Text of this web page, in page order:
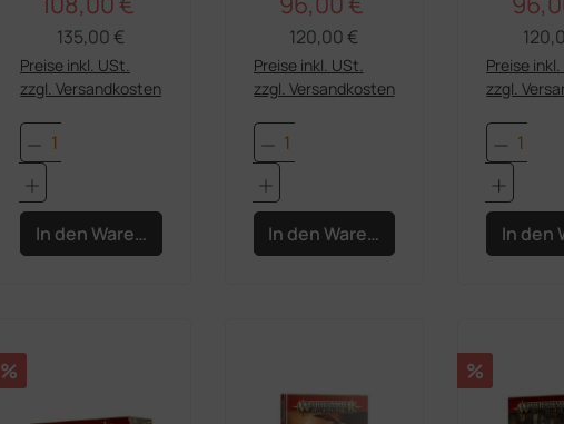
135,00 €
Preise inkl. USt.
zzgl. Versandkosten
Produkt Anzahl: Gib den gewünschten
In den Warenkorb
120,00 €
Preise inkl. USt.
zzgl. Versandkosten
Produkt Anzahl: Gib
In den Warenkorb
Preise
zzgl.
In den
Rabatt
% Rabatt
%